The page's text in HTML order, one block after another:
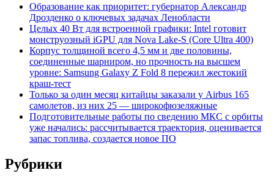
Образование как приоритет: губернатор Александр
Дрозденко о ключевых задачах Ленобласти
Целых 40 Вт для встроенной графики: Intel готовит
монструозный iGPU для Nova Lake-S (Core Ultra 400)
Корпус толщиной всего 4,5 мм и две половины,
соединенные шарниром, но прочность на высшем
уровне: Samsung Galaxy Z Fold 8 пережил жестокий
краш-тест
Только за один месяц китайцы заказали у Airbus 165
самолетов, из них 25 — широкофюзеляжные
Подготовительные работы по сведению МКС с орбиты
уже начались: рассчитывается траектория, оценивается
запас топлива, создается новое ПО
Рубрики